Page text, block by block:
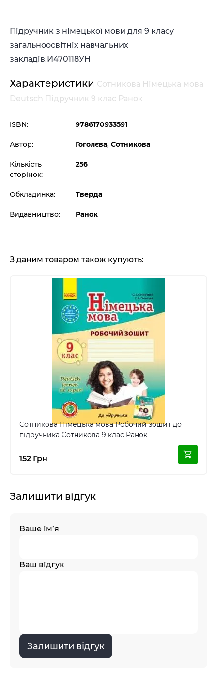
Підручник з німецької мови для 9 класу
загальноосвітніх навчальних
закладів.И470118УН
Характеристики Сотникова Німецька мова
Deutsch Підручник 9 клас Ранок
ISBN: 9786170933591
Автор: Гоголєва, Сотникова
Кількість
сторінок:
256
Обкладинка: Тверда
Видавництво: Ранок
З даним товаром також купують:
Сотникова Німецька мова Робочий зошит до
підручника Сотникова 9 клас Ранок
152 Грн
Залишити відгук
Ваше ім’я
Ваш відгук
Залишити відгук